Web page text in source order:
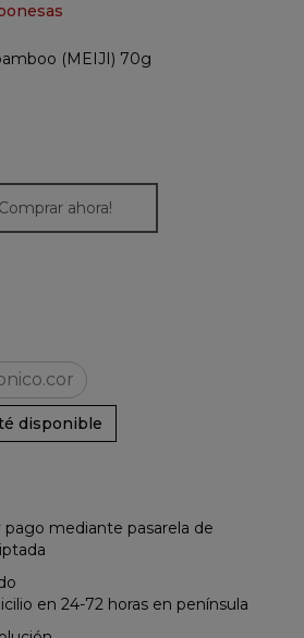
(MEIJI) 70g
Comprar ahora!
disponible
pago mediante pasarela de
en 24-72 horas en península